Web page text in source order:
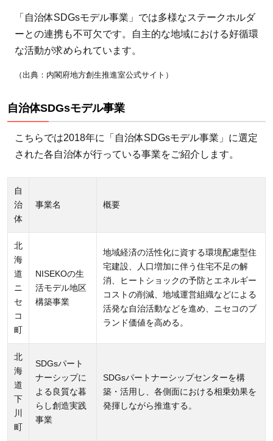
「自治体SDGsモデル事業」では多様なステークホルダ
ーとの連携も不可欠です。自主的な地域における好循環
な活動が求められています。
（出典：内閣府地方創生推進室公式サイト）
自治体SDGsモデル事業
こちらでは2018年に「自治体SDGsモデル事業」に選定
された各自治体が行っている事業をご紹介します。
自
治
体
事業名 概要
北
海
道
ニ
セ
コ
町
NISEKOの生
活モデル地区
構築事業
地域経済の活性化に資する環境配慮型住
宅建設、人口増加に伴う住宅不足の解
消、ヒートショックの予防とエネルギー
コストの削減、地域運営組織などによる
活発な自治活動などを進め、ニセコのブ
ランド価値を高める。
北
海
道
下
川
町
SDGsパート
ナーシップに
よる良質な暮
らし創造実践
事業
SDGsパートナーシップセンターを構
築・活用し、各側面における相乗効果を
発揮しながら推進する。